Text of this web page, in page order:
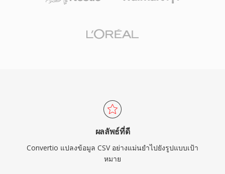
ผลลัพธ์ที่ดี
Convertio แปลงข้อมูล CSV อย่างแม่นยำไปยังรูปแบบเป้า
หมาย